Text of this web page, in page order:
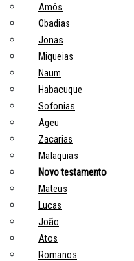
Amós
Obadias
Jonas
Miqueias
Naum
Habacuque
Sofonias
Ageu
Zacarias
Malaquias
Novo testamento
Mateus
Lucas
João
Atos
Romanos